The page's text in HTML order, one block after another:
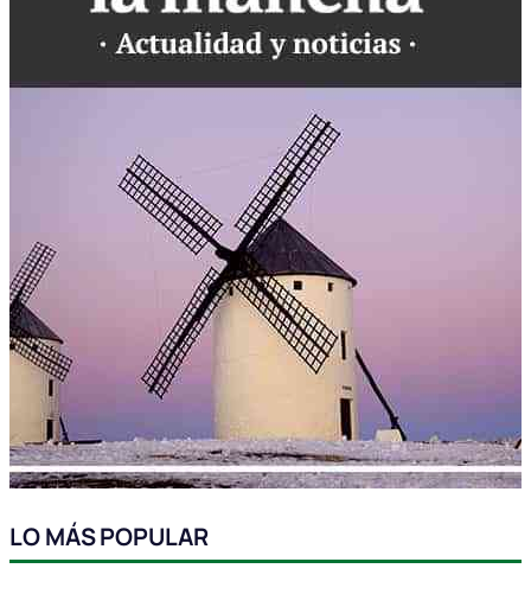
LO MÁS POPULAR